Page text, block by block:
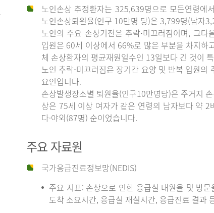
노인손상 추정환자는 325,639명으로 모든연령
노인손상퇴원율(인구 10만명 당)은 3,799명(남자
노인의 주요 손상기전은 추락⋅미끄러짐이며, 그
입원은 60세 이상에서 66%로 많은 부분을 차지하
체 손상환자의 평균재원일수인 13일보다 긴 것이
노인 추락⋅미끄러짐은 장기간 요양 및 반복 입원
요인입니다.
손상발생장소별 퇴원율(인구10만명당)은 주거지
상은 75세 이상 여자가 같은 연령의 남자보다 약 2
다·야외(87명) 순이었습니다.
주요 자료원
국가응급진료정보망(NEDIS)
주요 지표: 손상으로 인한 응급실 내원율 및 방
도착 소요시간, 응급실 재실시간, 응급진료 결과